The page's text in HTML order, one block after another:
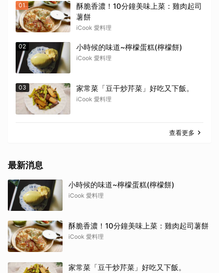
01
酥脆香濃！10分鐘美味上菜：雞肉起司
薯餅
iCook 愛料理
02 小時候的味道~檸檬蛋糕(檸檬餅)
iCook 愛料理
03 家常菜「豆干炒芹菜」好吃又下飯。
iCook 愛料理
查看更多
最新消息
小時候的味道~檸檬蛋糕(檸檬餅)
iCook 愛料理
酥脆香濃！10分鐘美味上菜：雞肉起司薯餅
iCook 愛料理
家常菜「豆干炒芹菜」好吃又下飯。